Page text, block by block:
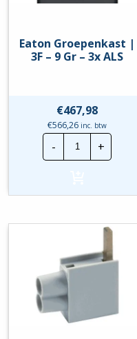
Eaton Groepenkast |
3F – 9 Gr – 3x ALS
€467,98
€566,26 inc. btw
-
Eaton
Groepenkast
|
9
3x
hoeveelheid
+